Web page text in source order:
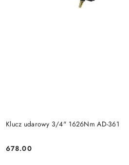
Klucz udarowy 3/4" 1626Nm AD-361
Cena:
678.00